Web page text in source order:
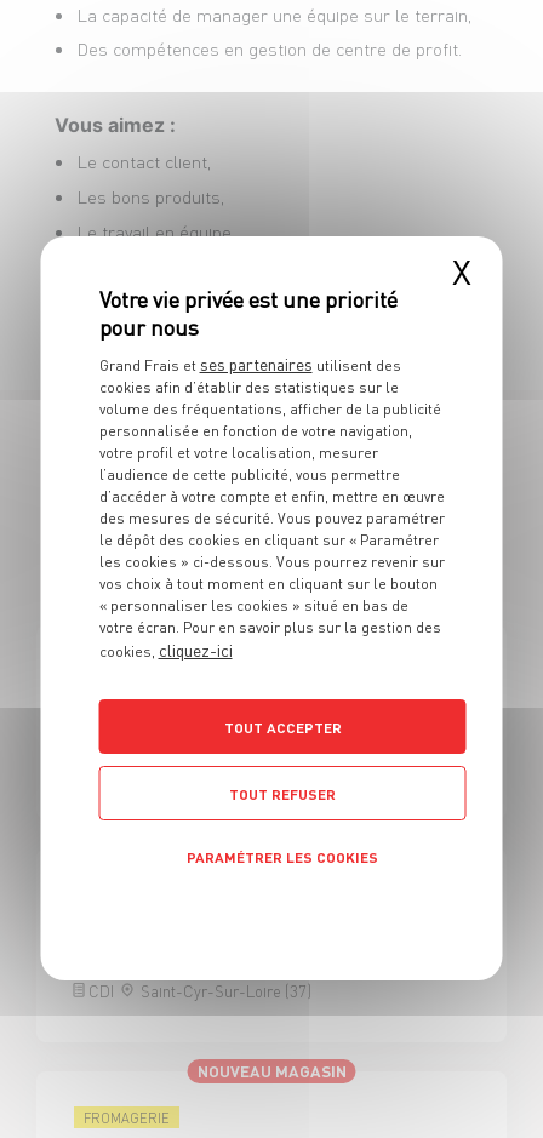
La capacité de manager une équipe sur le terrain,
Des compétences en gestion de centre de profit.
Vous aimez :
Le contact client,
Les bons produits,
Le travail en équipe.
Postulez et rejoignez une entreprise offrant de
belles perspectives d’évolution !
7 OFFRES
EN RESPONSABLE DE RAYON
CRÉMERIE
Responsable de rayon crèmerie Grand frais (H/F)
CDI Groslay (95)
CDI Saint-Cyr-Sur-Loire (37)
NOUVEAU MAGASIN
FROMAGERIE
X
Grand Frais et ses partenaires utilisent des
cookies afin d’établir des statistiques sur le
volume des fréquentations, afficher de la publicité
personnalisée en fonction de votre navigation,
votre profil et votre localisation, mesurer
l’audience de cette publicité, vous permettre
d’accéder à votre compte et enfin, mettre en œuvre
des mesures de sécurité. Vous pouvez paramétrer
le dépôt des cookies en cliquant sur « Paramétrer
les cookies » ci-dessous. Vous pourrez revenir sur
vos choix à tout moment en cliquant sur le bouton
« personnaliser les cookies » situé en bas de
votre écran. Pour en savoir plus sur la gestion des
cookies, cliquez-ici
TOUT ACCEPTER
TOUT REFUSER
PARAMÉTRER LES COOKIES